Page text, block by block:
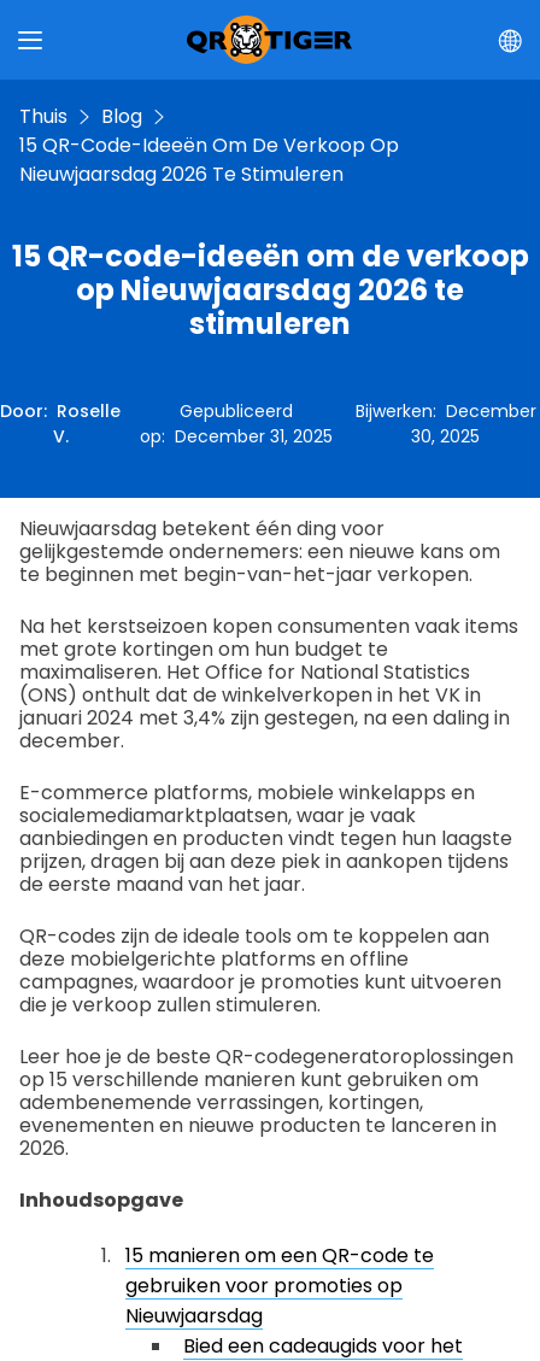
Thuis
Blog
15 QR-Code-Ideeën Om De Verkoop Op
Nieuwjaarsdag 2026 Te Stimuleren
15 QR-code-ideeën om de verkoop
op Nieuwjaarsdag 2026 te
stimuleren
Door: Roselle
V.
Gepubliceerd
op: December 31, 2025
Bijwerken: December
30, 2025
Nieuwjaarsdag betekent één ding voor
gelijkgestemde ondernemers: een nieuwe kans om
te beginnen met begin-van-het-jaar verkopen.
Na het kerstseizoen kopen consumenten vaak items
met grote kortingen om hun budget te
maximaliseren. Het Office for National Statistics
(ONS) onthult dat de winkelverkopen in het VK in
januari 2024 met 3,4% zijn gestegen, na een daling in
december.
E-commerce platforms, mobiele winkelapps en
socialemediamarktplaatsen, waar je vaak
aanbiedingen en producten vindt tegen hun laagste
prijzen, dragen bij aan deze piek in aankopen tijdens
de eerste maand van het jaar.
QR-codes zijn de ideale tools om te koppelen aan
deze mobielgerichte platforms en offline
campagnes, waardoor je promoties kunt uitvoeren
die je verkoop zullen stimuleren.
Leer hoe je de beste QR-codegeneratoroplossingen
op 15 verschillende manieren kunt gebruiken om
adembenemende verrassingen, kortingen,
evenementen en nieuwe producten te lanceren in
2026.
Inhoudsopgave
15 manieren om een QR-code te
gebruiken voor promoties op
Nieuwjaarsdag
Bied een cadeaugids voor het